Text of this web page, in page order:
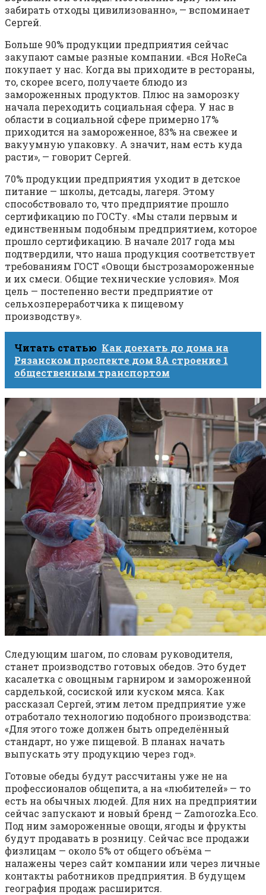
забирать отходы цивилизованно», — вспоминает
Сергей.
Больше 90% продукции предприятия сейчас
закупают самые разные компании. «Вся HoReCa
покупает у нас. Когда вы приходите в рестораны,
то, скорее всего, получаете блюдо из
замороженных продуктов. Плюс на заморозку
начала переходить социальная сфера. У нас в
области в социальной сфере примерно 17%
приходится на замороженное, 83% на свежее и
вакуумную упаковку. А значит, нам есть куда
расти», — говорит Сергей.
70% продукции предприятия уходит в детское
питание — школы, детсады, лагеря. Этому
способствовало то, что предприятие прошло
сертификацию по ГОСТу. «Мы стали первым и
единственным подобным предприятием, которое
прошло сертификацию. В начале 2017 года мы
подтвердили, что наша продукция соответствует
требованиям ГОСТ «Овощи быстрозамороженные
и их смеси. Общие технические условия». Моя
цель — постепенно вести предприятие от
сельхозпереработчика к пищевому
производству».
Читать статью Как доехать до дома на
Рязанском проспекте дом 8А строение 1
общественным транспортом
Следующим шагом, по словам руководителя,
станет производство готовых обедов. Это будет
касалетка с овощным гарниром и замороженной
сарделькой, сосиской или куском мяса. Как
рассказал Сергей, этим летом предприятие уже
отработало технологию подобного производства:
«Для этого тоже должен быть определённый
стандарт, но уже пищевой. В планах начать
выпускать эту продукцию через год».
Готовые обеды будут рассчитаны уже не на
профессионалов общепита, а на «любителей» — то
есть на обычных людей. Для них на предприятии
сейчас запускают и новый бренд — Zamorozka.Eco.
Под ним замороженные овощи, ягоды и фрукты
будут продавать в розницу. Сейчас все продажи
физлицам — около 5% от общего объёма —
налажены через сайт компании или через личные
контакты работников предприятия. В будущем
география продаж расширится.